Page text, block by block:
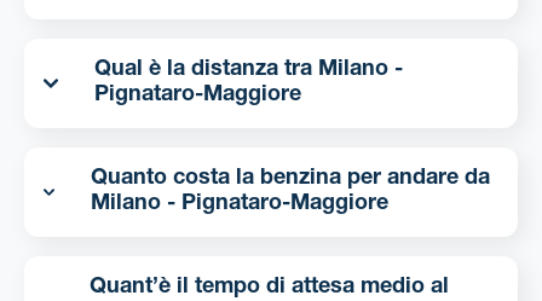
Qual è la distanza tra Milano -
Pignataro-Maggiore
Quanto costa la benzina per andare da
Milano - Pignataro-Maggiore
Quant’è il tempo di attesa medio al